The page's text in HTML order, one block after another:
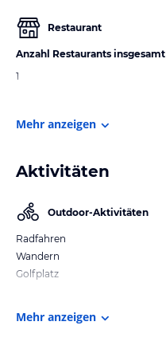
Restaurant
Anzahl Restaurants insgesamt
1
Mehr anzeigen
Aktivitäten
Outdoor-Aktivitäten
Radfahren
Wandern
Golfplatz
Mehr anzeigen